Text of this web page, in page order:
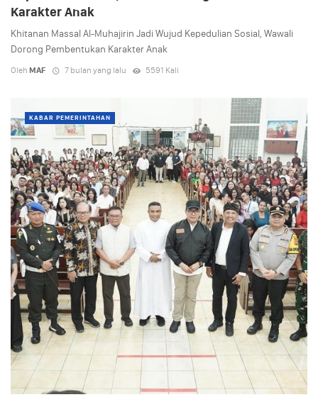
Karakter Anak
Khitanan Massal Al-Muhajirin Jadi Wujud Kepedulian Sosial, Wawali
Dorong Pembentukan Karakter Anak
Oleh MAF 7 bulan yang lalu 5591 Kali
KABAR PEMERINTAHAN